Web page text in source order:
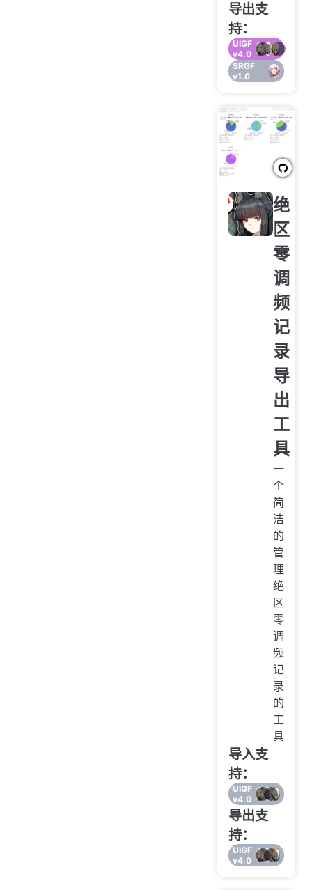
导出支
持：
UIGF
v4.0
SRGF
v1.0
绝
区
零
调
频
记
录
导
出
工
具
一
个
简
洁
的
管
理
绝
区
零
调
频
记
录
的
工
具
导入支
持：
UIGF
v4.0
导出支
持：
UIGF
v4.0